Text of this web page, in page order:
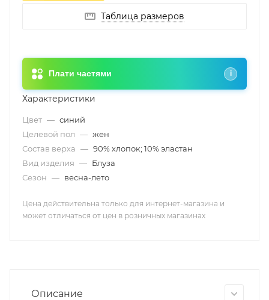
Таблица размеров
Плати частями i
Характеристики
Цвет — синий
Целевой пол — жен
Состав верха — 90% хлопок; 10% эластан
Вид изделия — Блуза
Сезон — весна-лето
Цена действительна только для интернет-магазина и
может отличаться от цен в розничных магазинах
Описание